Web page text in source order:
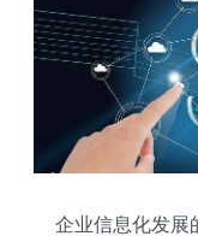
企业信息化发展